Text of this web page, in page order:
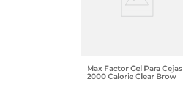
Max Factor Gel Para Cejas
2000 Calorie Clear Brow